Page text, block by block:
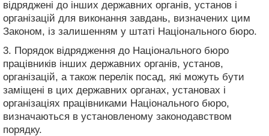
відряджені до інших державних органів, установ і
організацій для виконання завдань, визначених цим
Законом, із залишенням у штаті Національного бюро.
3. Порядок відрядження до Національного бюро
працівників інших державних органів, установ,
організацій, а також перелік посад, які можуть бути
заміщені в цих державних органах, установах і
організаціях працівниками Національного бюро,
визначаються в установленому законодавством
порядку.